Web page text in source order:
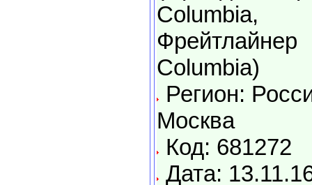
Columbia,
Фрейтлайнер
Columbia)
Регион:
Москва
Код: 681272
Дата: